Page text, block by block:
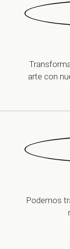
arte con
Podemos